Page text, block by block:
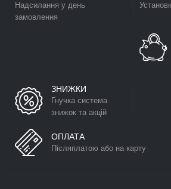
Надсилання у день
замовлення
ЗНИЖКИ
Гнучка система
знижок та акцій
ОПЛАТА
Післяплатою або на карту